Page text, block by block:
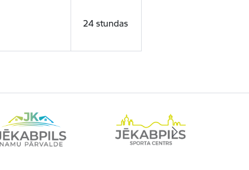
24 stundas